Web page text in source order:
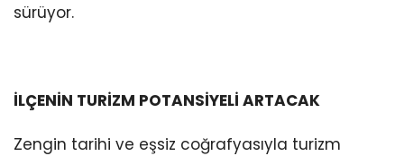
sürüyor.
İLÇENİN TURİZM POTANSİYELİ ARTACAK
Zengin tarihi ve eşsiz coğrafyasıyla turizm